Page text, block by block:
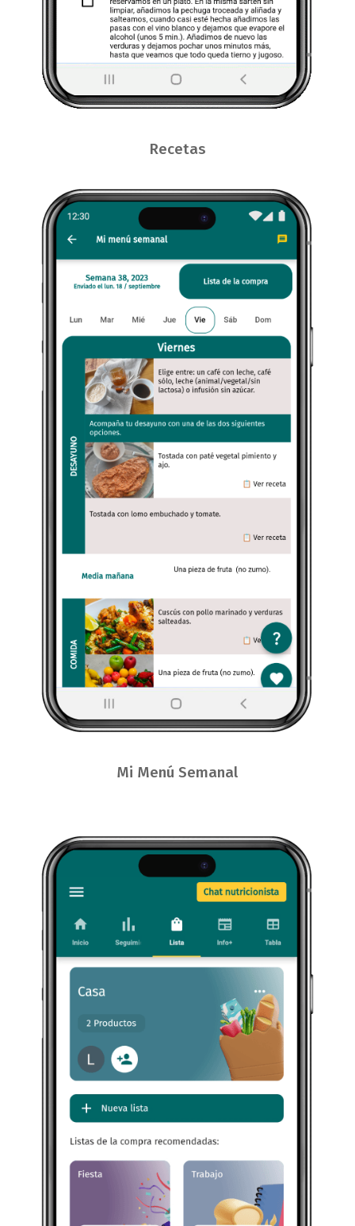
Recetas
Mi Menú Semanal